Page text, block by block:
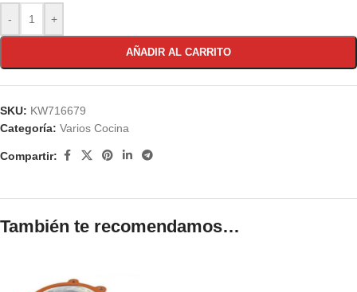
- +
AÑADIR AL CARRITO
SKU: KW716679
Categoría: Varios Cocina
Compartir:
También te recomendamos…